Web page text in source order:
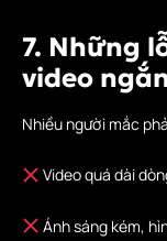
7. Những
video
Nhiều người mắc
Video quá dài
Ánh sáng kém,